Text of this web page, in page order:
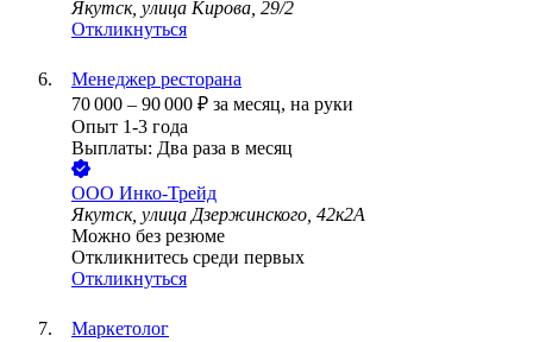
Якутск, улица Кирова, 29/2
Откликнуться
Менеджер ресторана
70 000 – 90 000 ₽ за месяц, на руки
Опыт 1-3 года
Выплаты: Два раза в месяц
ООО Инко-Трейд
Якутск, улица Дзержинского, 42к2А
Можно без резюме
Откликнитесь среди первых
Откликнуться
Маркетолог